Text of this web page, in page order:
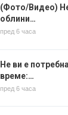
(Фото/Видео)
облини…
пред 6 часа
Не ви е
време:…
пред 6 часа